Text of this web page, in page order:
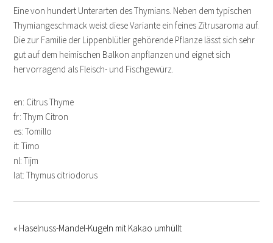
Eine von hundert Unterarten des Thymians. Neben dem typischen
Thymiangeschmack weist diese Variante ein feines Zitrusaroma auf.
Die zur Familie der Lippenblütler gehörende Pflanze lässt sich sehr
gut auf dem heimischen Balkon anpflanzen und eignet sich
hervorragend als Fleisch- und Fischgewürz.
en: Citrus Thyme
fr: Thym Citron
es: Tomillo
it: Timo
nl: Tijm
lat: Thymus citriodorus
« Haselnuss-Mandel-Kugeln mit Kakao umhüllt